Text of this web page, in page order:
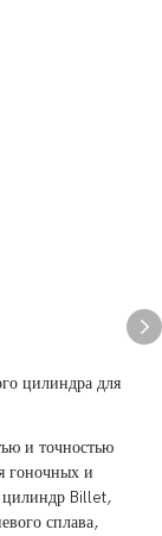
цилиндра для
и точностью
гоночных и
цилиндр Billet,
сплава,